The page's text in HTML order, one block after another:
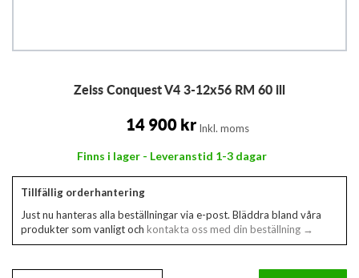
Zeiss Conquest V4 3-12x56 RM 60 ill
14 900 kr Inkl. moms
Finns i lager - Leveranstid 1-3 dagar
Tillfällig orderhantering
Just nu hanteras alla beställningar via e-post. Bläddra bland våra
produkter som vanligt och kontakta oss med din beställning →